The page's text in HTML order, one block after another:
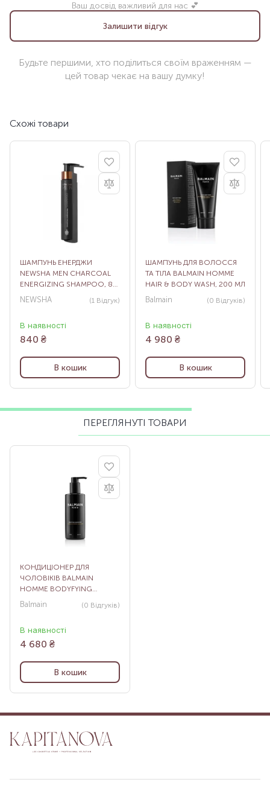
Ваш досвід важливий для нас 💕
Залишити відгук
Будьте першими, хто поділиться своїм враженням —
цей товар чекає на вашу думку!
Схожі товари
ШАМПУНЬ ЕНЕРДЖИ
NEWSHA MEN CHARCOAL
ENERGIZING SHAMPOO, 80
МЛ
NEWSHA (1 Відгук)
В наявності
840 ₴
В кошик
ШАМПУНЬ ДЛЯ ВОЛОССЯ
ТА ТІЛА BALMAIN HOMME
HAIR & BODY WASH, 200 МЛ
Balmain (0 Відгуків)
В наявності
4 980 ₴
В кошик
ПЕРЕГЛЯНУТІ ТОВАРИ
КОНДИЦІОНЕР ДЛЯ
ЧОЛОВІКІВ BALMAIN
HOMME BODYFYING
CONDITIONER, 250 МЛ
Balmain (0 Відгуків)
В наявності
4 680 ₴
В кошик